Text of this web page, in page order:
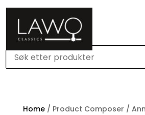
Home/ Product Composer /